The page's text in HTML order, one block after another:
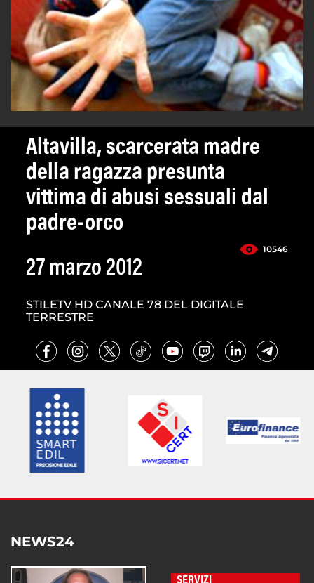
Altavilla, scarcerata madre
della ragazza presunta
vittima di abusi sessuali dal
padre-orco
10546
27 marzo 2012
STILETV HD CANALE 78 DEL DIGITALE
TERRESTRE
NEWS24